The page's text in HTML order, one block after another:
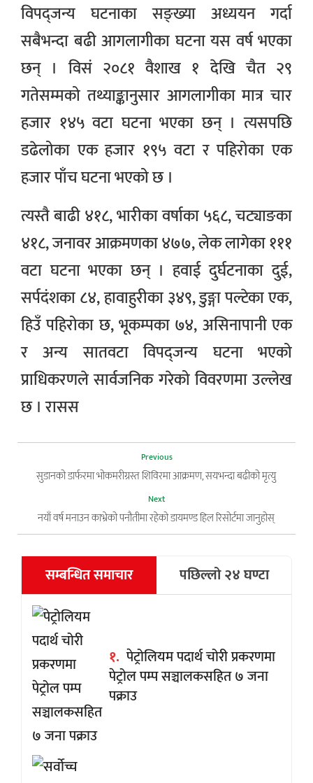
विपद्जन्य घटनाका सङ्ख्या अध्ययन गर्दा
सबैभन्दा बढी आगलागीका घटना यस वर्ष भएका
छन् । विसं २०८१ वैशाख १ देखि चैत २९
गतेसम्मको तथ्याङ्कानुसार आगलागीका मात्र चार
हजार १४५ वटा घटना भएका छन् । त्यसपछि
डढेलोका एक हजार १९५ वटा र पहिरोका एक
हजार पाँच घटना भएको छ ।
त्यस्तै बाढी ४१८, भारीका वर्षाका ५६८, चट्याङका
४१८, जनावर आक्रमणका ४७७, लेक लागेका १११
वटा घटना भएका छन् । हवाई दुर्घटनाका दुई,
सर्पदंशका ८४, हावाहुरीका ३४९, डुङ्गा पल्टेका एक,
हिउँ पहिरोका छ, भूकम्पका ७४, असिनापानी एक
र अन्य सातवटा विपद्जन्य घटना भएको
प्राधिकरणले सार्वजनिक गरेको विवरणमा उल्लेख
छ । रासस
Previous
सुडानको डार्फरमा भोकमरीग्रस्त शिविरमा आक्रमण, सयभन्दा बढीको मृत्यु
Next
नयाँ वर्ष मनाउन काभ्रेको पनौतीमा रहेको डायमण्ड हिल रिसोर्टमा जानुहोस्
सम्बन्धित समाचार पछिल्लो २४ घण्टा
१. पेट्रोलियम पदार्थ चोरी प्रकरणमा
पेट्रोल पम्प सञ्चालकसहित ७ जना
पक्राउ